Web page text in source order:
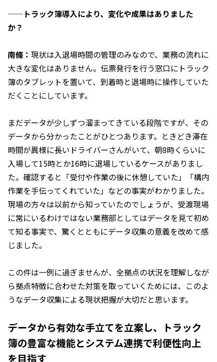
——トラック簿導入により、変化や成果はありました
か？
南條： 現状は入退場時間の管理のみなので、業務の流れに
大きな変化はありません。伝票発行を行う窓口にトラック
簿のタブレットを置いて、到着時と退場時に操作していた
だくことにしています。
まだデータが少しずつ溜まってきている段階ですが、その
データから分かったことがひとつあります。ときどき滞在
時間が異様に長いドライバーさんがいて、朝8時くらいに
入場して15時とか16時に退場しているケースがありまし
た。確認すると「受付や作業の後に休憩していた」「構内
作業を手伝ってくれていた」などの事実がわかりました。
現場の方々は以前から知っていたのでしょうが、受渡現場
に常にいるわけではない業務部としてはデータを見て初め
て知る事実で、驚くとともにデータ収集の意義を改めて感
じました。
この件は一例に過ぎませんが、全拠点の状況を理解しなが
ら拠点特徴に合わせた対策を取っていくためには、このよ
うなデータ収集による現状把握が大切だと思います。
データから有効な手立てを立案し、トラック
簿の豊富な機能とシステム連携で利便性向上
を目指す